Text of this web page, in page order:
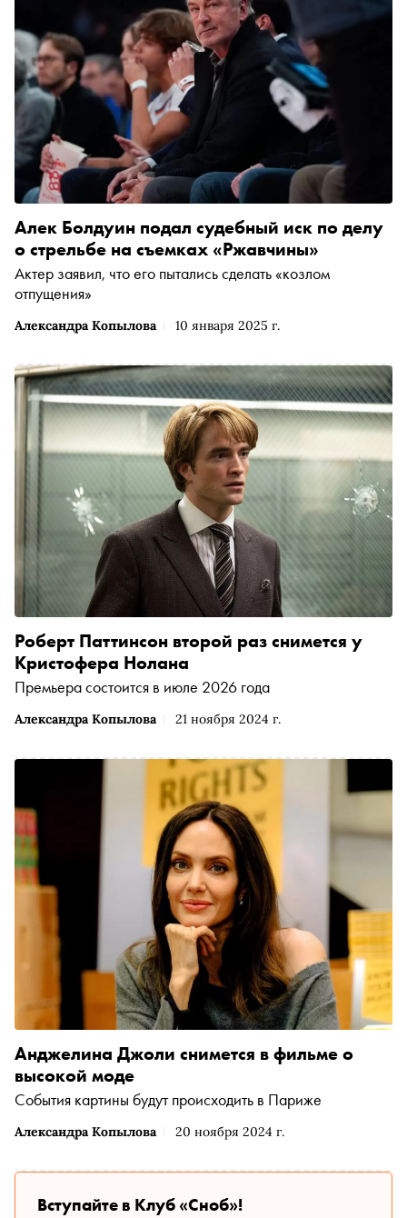
Александра Копылова 10 января 2025 г.
Алек Болдуин подал судебный иск по делу
о стрельбе на съемках «Ржавчины»
Актер заявил, что его пытались сделать «козлом
отпущения»
Александра Копылова 21 ноября 2024 г.
Роберт Паттинсон второй раз снимется у
Кристофера Нолана
Премьера состоится в июле 2026 года
Александра Копылова 20 ноября 2024 г.
Анджелина Джоли снимется в фильме о
высокой моде
События картины будут происходить в Париже
Вступайте в Клуб «Сноб»!